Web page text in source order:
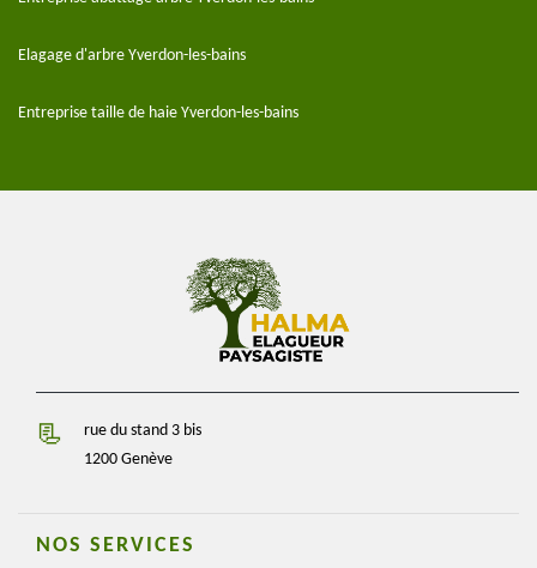
Elagage d'arbre Yverdon-les-bains
Entreprise taille de haie Yverdon-les-bains
rue du stand 3 bis
1200 Genève
NOS SERVICES